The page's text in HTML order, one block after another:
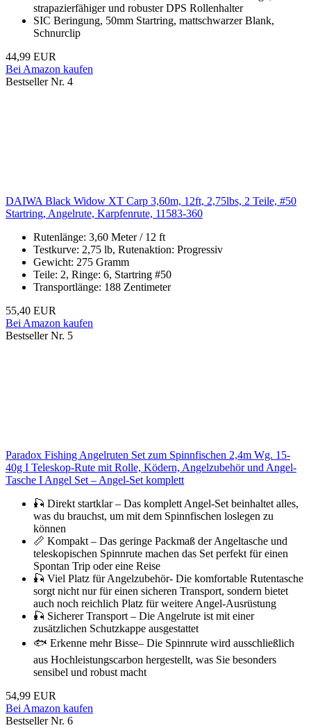
strapazierfähiger und robuster DPS Rollenhalter
SIC Beringung, 50mm Startring, mattschwarzer Blank,
Schnurclip
44,99 EUR
Bei Amazon kaufen
Bestseller Nr. 4
DAIWA Black Widow XT Carp 3,60m, 12ft, 2,75lbs, 2 Teile, #50
Startring, Angelrute, Karpfenrute, 11583-360
Rutenlänge: 3,60 Meter / 12 ft
Testkurve: 2,75 lb, Rutenaktion: Progressiv
Gewicht: 275 Gramm
Teile: 2, Ringe: 6, Startring #50
Transportlänge: 188 Zentimeter
55,40 EUR
Bei Amazon kaufen
Bestseller Nr. 5
Paradox Fishing Angelruten Set zum Spinnfischen 2,4m Wg. 15-
40g I Teleskop-Rute mit Rolle, Ködern, Angelzubehör und Angel-
Tasche I Angel Set – Angel-Set komplett
🎣 Direkt startklar – Das komplett Angel-Set beinhaltet alles,
was du brauchst, um mit dem Spinnfischen loslegen zu
können
📏 Kompakt – Das geringe Packmaß der Angeltasche und
teleskopischen Spinnrute machen das Set perfekt für einen
Spontan Trip oder eine Reise
🎣 Viel Platz für Angelzubehör- Die komfortable Rutentasche
sorgt nicht nur für einen sicheren Transport, sondern bietet
auch noch reichlich Platz für weitere Angel-Ausrüstung
🎣 Sicherer Transport – Die Angelrute ist mit einer
zusätzlichen Schutzkappe ausgestattet
🐟 Erkenne mehr Bisse– Die Spinnrute wird ausschließlich
aus Hochleistungscarbon hergestellt, was Sie besonders
sensibel und robust macht
54,99 EUR
Bei Amazon kaufen
Bestseller Nr. 6